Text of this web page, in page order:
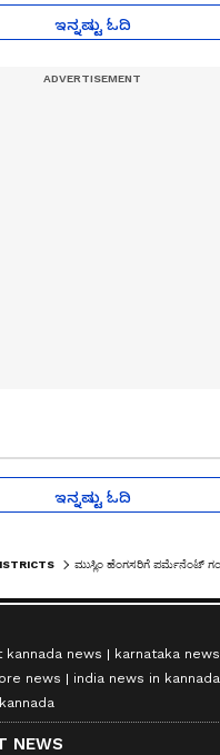
ಇನ್ನಷ್ಟು ಓದಿ
ಇನ್ನಷ್ಟು ಓದಿ
kannada news
karnataka news
news
india news in kannada
NEWS